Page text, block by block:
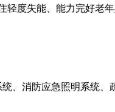
度失能、能力完好老
消防应急照明系统、